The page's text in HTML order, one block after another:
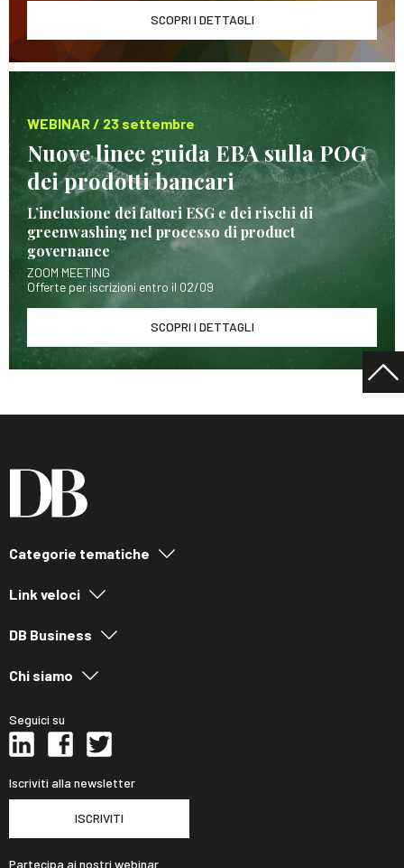
SCOPRI I DETTAGLI
WEBINAR / 23 settembre
Nuove linee guida EBA sulla POG
dei prodotti bancari
L’inclusione dei fattori ESG e dei rischi di
greenwashing nel processo di product
governance
ZOOM MEETING
Offerte per iscrizioni entro il 02/09
SCOPRI I DETTAGLI
Categorie tematiche
Link veloci
DB Business
Chi siamo
Seguici su
Iscriviti alla newsletter
ISCRIVITI
Partecipa ai nostri webinar